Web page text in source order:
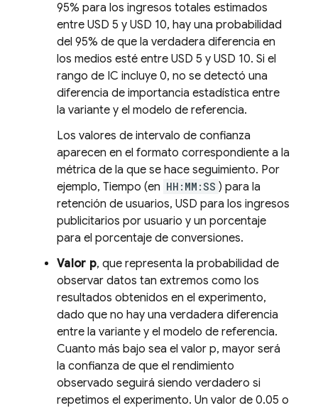
95% para los ingresos totales estimados
entre USD 5 y USD 10, hay una probabilidad
del 95% de que la verdadera diferencia en
los medios esté entre USD 5 y USD 10. Si el
rango de IC incluye 0, no se detectó una
diferencia de importancia estadística entre
la variante y el modelo de referencia.
Los valores de intervalo de confianza
aparecen en el formato correspondiente a la
métrica de la que se hace seguimiento. Por
ejemplo, Tiempo (en HH:MM:SS ) para la
retención de usuarios, USD para los ingresos
publicitarios por usuario y un porcentaje
para el porcentaje de conversiones.
Valor p, que representa la probabilidad de
observar datos tan extremos como los
resultados obtenidos en el experimento,
dado que no hay una verdadera diferencia
entre la variante y el modelo de referencia.
Cuanto más bajo sea el valor p, mayor será
la confianza de que el rendimiento
observado seguirá siendo verdadero si
repetimos el experimento. Un valor de 0.05 o